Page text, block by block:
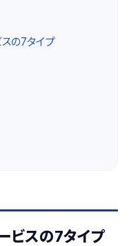
の7タイプ
ビスの7タイプ